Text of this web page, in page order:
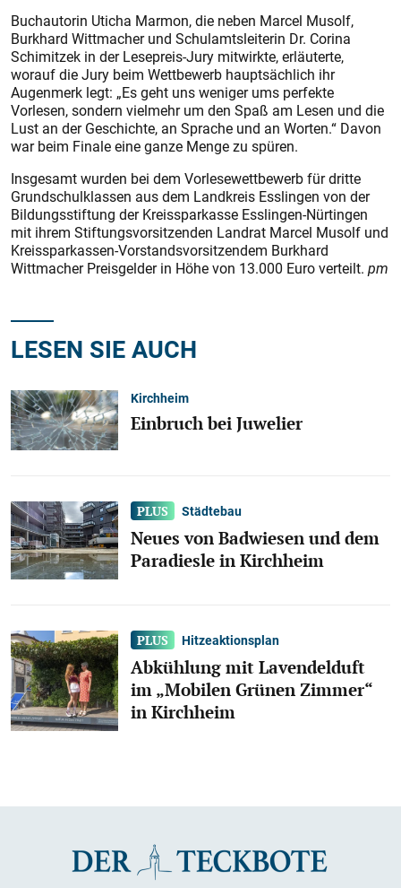
Buchautorin Uticha Marmon, die neben Marcel Musolf,
Burkhard Wittmacher und Schulamtsleiterin Dr. Corina
Schimitzek in der Lesepreis-Jury mitwirkte, erläuterte,
worauf die Jury beim Wettbewerb hauptsächlich ihr
Augenmerk legt: „Es geht uns weniger ums perfekte
Vorlesen, sondern vielmehr um den Spaß am Lesen und die
Lust an der Geschichte, an Sprache und an Worten.“ Davon
war beim Finale eine ganze Menge zu spüren.
Insgesamt wurden bei dem Vorlesewettbewerb für dritte
Grundschulklassen aus dem Landkreis Esslingen von der
Bildungsstiftung der Kreissparkasse Esslingen-Nürtingen
mit ihrem Stiftungsvorsitzenden Landrat Marcel Musolf und
Kreissparkassen-Vorstandsvorsitzendem Burkhard
Wittmacher Preisgelder in Höhe von 13.000 Euro verteilt. pm
LESEN SIE AUCH
Kirchheim
Einbruch bei Juwelier
Städtebau
Neues von Badwiesen und dem
Paradiesle in Kirchheim
Hitzeaktionsplan
Abkühlung mit Lavendelduft
im „Mobilen Grünen Zimmer“
in Kirchheim